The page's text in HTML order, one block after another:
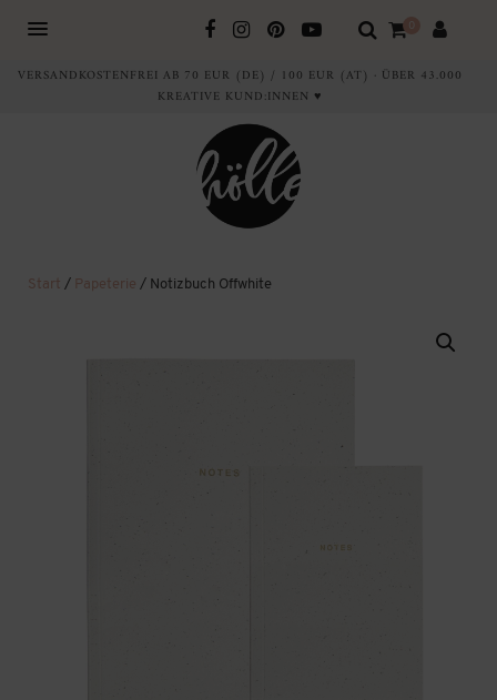
0
VERSANDKOSTENFREI AB 70 EUR (DE) / 100 EUR (AT) · ÜBER 43.000
KREATIVE KUND:INNEN ♥
Start / Papeterie / Notizbuch Offwhite